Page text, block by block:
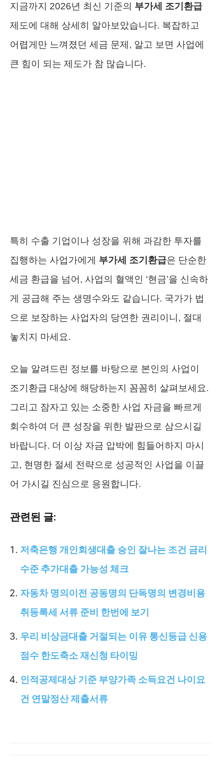
지금까지 2026년 최신 기준의 부가세 조기환급
제도에 대해 상세히 알아보았습니다. 복잡하고
어렵게만 느껴졌던 세금 문제, 알고 보면 사업에
큰 힘이 되는 제도가 참 많습니다.
특히 수출 기업이나 성장을 위해 과감한 투자를
집행하는 사업가에게 부가세 조기환급은 단순한
세금 환급을 넘어, 사업의 혈액인 ‘현금’을 신속하
게 공급해 주는 생명수와도 같습니다. 국가가 법
으로 보장하는 사업자의 당연한 권리이니, 절대
놓치지 마세요.
오늘 알려드린 정보를 바탕으로 본인의 사업이
조기환급 대상에 해당하는지 꼼꼼히 살펴보세요.
그리고 잠자고 있는 소중한 사업 자금을 빠르게
회수하여 더 큰 성장을 위한 발판으로 삼으시길
바랍니다. 더 이상 자금 압박에 힘들어하지 마시
고, 현명한 절세 전략으로 성공적인 사업을 이끌
어 가시길 진심으로 응원합니다.
관련된 글:
저축은행 개인회생대출 승인 잘나는 조건 금리
수준 추가대출 가능성 체크
자동차 명의이전 공동명의 단독명의 변경비용
취등록세 서류 준비 한번에 보기
우리 비상금대출 거절되는 이유 통신등급 신용
점수 한도축소 재신청 타이밍
인적공제대상 기준 부양가족 소득요건 나이요
건 연말정산 제출서류